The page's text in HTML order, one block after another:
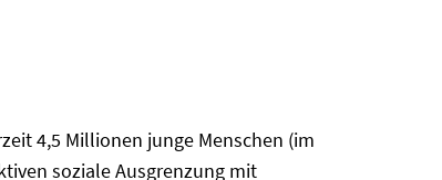
4,5 Millionen junge Menschen (im
soziale Ausgrenzung mit